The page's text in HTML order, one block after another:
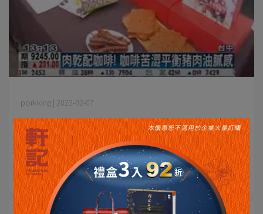
媒體報導｜感謝TVBS『咖啡苦澀平衡肉乾油
膩感』報導
porkking | 2023-02-07
2015.01.08 感謝TVBS台新聞報導 🐷肉乾配⋯
Read More